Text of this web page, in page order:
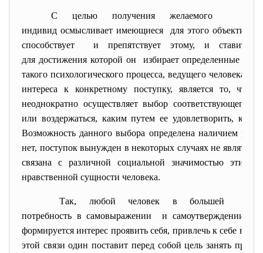
С целью получения желаемого
индивид осмысливает имеющиеся для этого
способствует и препятствует этому, и ставит
для достижения которой он избирает определенные
такого психологического процесса, ведущего человека
интереса к конкретному поступку, является то,
неоднократно осуществляет выбор соответствующего
или воздержаться, каким путем ее удовлетворить,
Возможность данного выбора определена наличием
нет, поступок вынужден в некоторых случаях не
связана с различной социальной значимостью этих
нравственной сущности человека.
Так, любой человек в большей или
потребность в самовыражении и самоутверждении.
формируется интерес проявить себя, привлечь к себе
этой связи один поставит перед собой цель занять